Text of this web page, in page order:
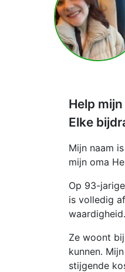
Help
Elke
Mijn naam
mijn oma
Op 93-
is volledig
waardigheid.
Ze woont
kunnen.
stijgende